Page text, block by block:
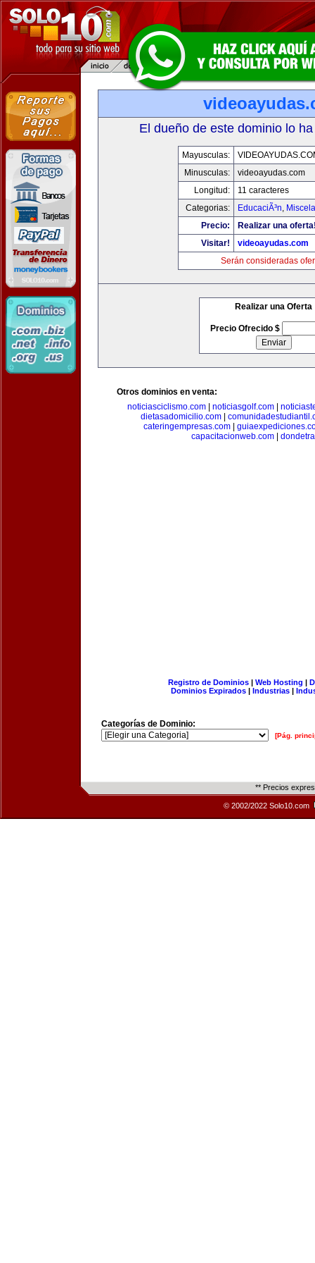
El dueño de este dominio lo
Mayusculas:
Minusculas:
videoayudas.com
Longitud:
11 caracteres
Categorias:
EducaciÃ³n,
Precio:
Realizar una
Visitar!
videoayudas.com
Serán consideradas
Realizar una Oferta
Precio Ofrecido $
Otros dominios en venta:
noticiasciclismo.com
noticiasgolf.com
dietasadomicilio.com
cateringempresas.com|
capacitacionweb.com|
Registro de Dominios| Web Hosting |
Dominios Expirados | Industrias |
Categorías de Dominio:
[Pág.
** Precios
© 2002/2022 Solo10.com